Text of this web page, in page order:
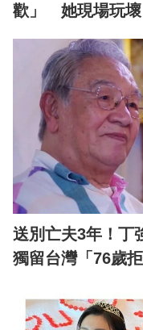
歡」 她現場玩壞
送別亡夫3年！丁
獨留台灣「76歲